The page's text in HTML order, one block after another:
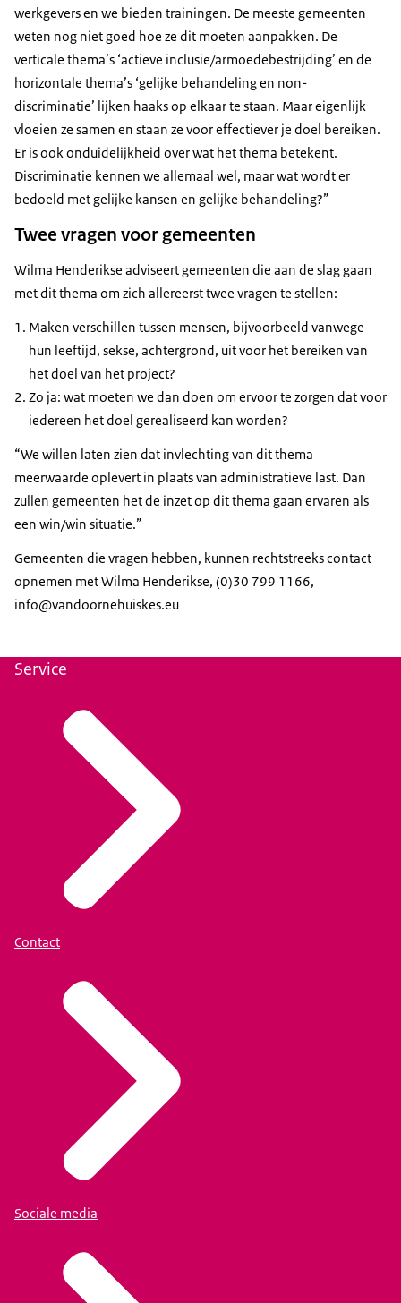
werkgevers en we bieden trainingen. De meeste gemeenten
weten nog niet goed hoe ze dit moeten aanpakken. De
verticale thema’s ‘actieve inclusie/armoedebestrijding’ en de
horizontale thema’s ‘gelijke behandeling en non-
discriminatie’ lijken haaks op elkaar te staan. Maar eigenlijk
vloeien ze samen en staan ze voor effectiever je doel bereiken.
Er is ook onduidelijkheid over wat het thema betekent.
Discriminatie kennen we allemaal wel, maar wat wordt er
bedoeld met gelijke kansen en gelijke behandeling?”
Twee vragen voor gemeenten
Wilma Henderikse adviseert gemeenten die aan de slag gaan
met dit thema om zich allereerst twee vragen te stellen:
Maken verschillen tussen mensen, bijvoorbeeld vanwege
hun leeftijd, sekse, achtergrond, uit voor het bereiken van
het doel van het project?
Zo ja: wat moeten we dan doen om ervoor te zorgen dat voor
iedereen het doel gerealiseerd kan worden?
“We willen laten zien dat invlechting van dit thema
meerwaarde oplevert in plaats van administratieve last. Dan
zullen gemeenten het de inzet op dit thema gaan ervaren als
een win/win situatie.”
Gemeenten die vragen hebben, kunnen rechtstreeks contact
opnemen met Wilma Henderikse, (0)30 799 1166,
info@vandoornehuiskes.eu
Service
Contact
Sociale media